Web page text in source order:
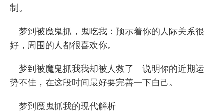
制。
梦到被魔鬼抓，鬼吃我：预示着你的人际关系很
好，周围的人都很喜欢你。
梦到被魔鬼抓我我却被人救了：说明你的近期运
势不佳，在这段时间最好要完善一下自己。
梦到魔鬼抓我的现代解析